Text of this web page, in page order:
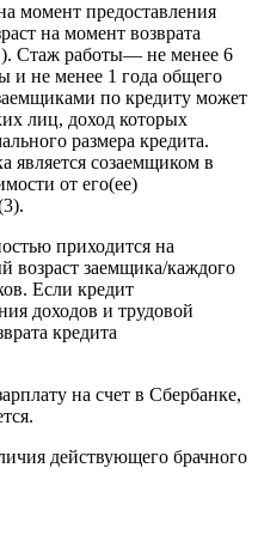
момент предоставления
на момент возврата
Стаж работы— не менее 6
и не менее 1 года общего
по кредиту может
лиц, доход которых
размера кредита.
является созаемщиком в
от его(ее)
приходится на
возраст заемщика/каждого
Если кредит
доходов и трудовой
кредита
на счет в Сбербанке,
действующего брачного